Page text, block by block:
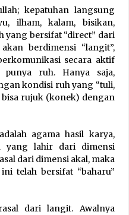
kepatuhan langsung
ilham, kalam, bisikan,
yang bersifat “direct” dari
berdimensi “langit”,
secara aktif
ruh. Hanya saja,
kondisi ruh yang “tuli,
bisa rujuk (konek) dengan
agama hasil karya,
yang lahir dari dimensi
dari dimensi akal, maka
telah bersifat “baharu”
dari langit. Awalnya